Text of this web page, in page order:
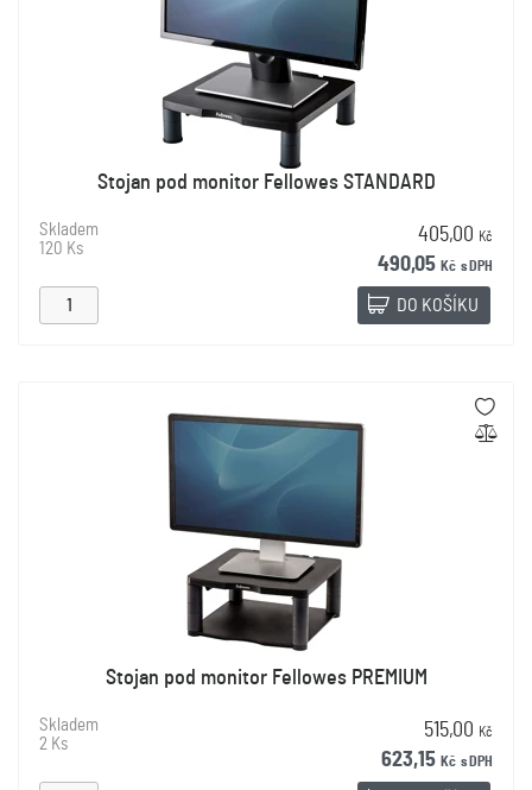
Stojan pod monitor Fellowes STANDARD
Skladem
120 Ks
405,00 Kč
490,05 Kč s DPH
DO KOŠÍKU
Stojan pod monitor Fellowes PREMIUM
Skladem
2 Ks
515,00 Kč
623,15 Kč s DPH